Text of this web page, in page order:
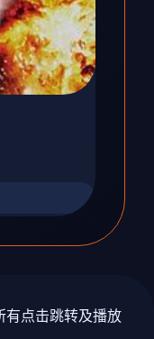
点击跳转及播放